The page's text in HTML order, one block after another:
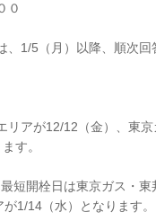
０
、1/5（月）以降、順次回
リアが12/12（金）、東京
す。
短開栓日は東京ガス・東
1/14（水）となります。